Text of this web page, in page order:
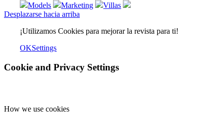
Models Marketing
Villas
Desplazarse hacia arriba
¡Utilizamos Cookies para mejorar la revista para ti!
OKSettings
Cookie and Privacy Settings
How we use cookies